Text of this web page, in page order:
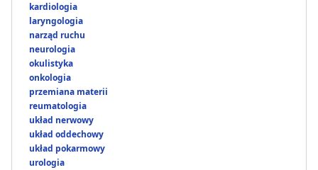
kardiologia
laryngologia
narząd ruchu
neurologia
okulistyka
onkologia
przemiana materii
reumatologia
układ nerwowy
układ oddechowy
układ pokarmowy
urologia